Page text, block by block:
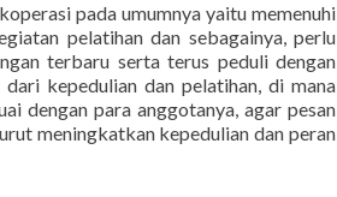
pada umumnya yaitu memenuhi
pelatihan dan sebagainya, perlu
terbaru serta terus peduli dengan
kepedulian dan pelatihan, di mana
dengan para anggotanya, agar pesan
meningkatkan kepedulian dan peran